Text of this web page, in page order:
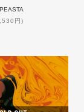
円)